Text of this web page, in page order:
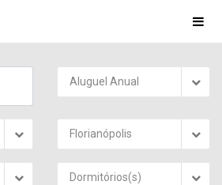
Aluguel Anual
Florianópolis
Dormitórios(s)